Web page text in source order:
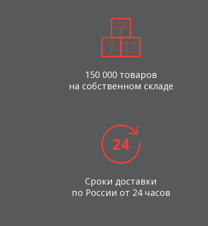
150 000 товаров
на собственном складе
Сроки доставки
по России от 24 часов